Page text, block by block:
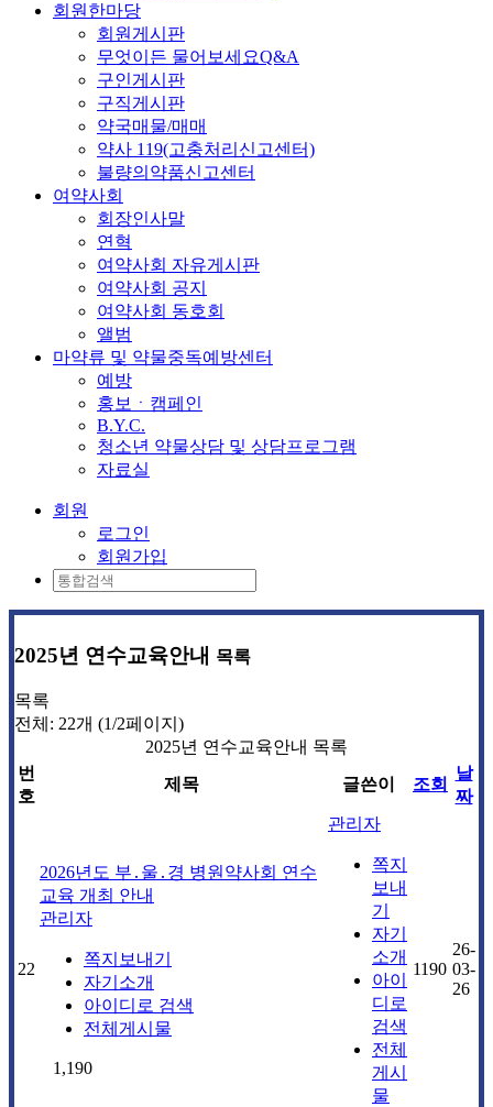
회원한마당
회원게시판
무엇이든 물어보세요Q&A
구인게시판
구직게시판
약국매물/매매
약사 119(고충처리신고센터)
불량의약품신고센터
여약사회
회장인사말
연혁
여약사회 자유게시판
여약사회 공지
여약사회 동호회
앨범
마약류 및 약물중독예방센터
예방
홍보ㆍ캠페인
B.Y.C.
청소년 약물상담 및 상담프로그램
자료실
회원
로그인
회원가입
2025년 연수교육안내 목록
목록
전체: 22개 (1/2페이지)
2025년 연수교육안내 목록
번
호
제목 글쓴이 조회
날
짜
22
2026년도 부․울․경 병원약사회 연수
교육 개최 안내
관리자
쪽지보내기
자기소개
아이디로 검색
전체게시물
1,190
관리자
쪽지
보내
기
자기
소개
아이
디로
검색
전체
게시
물
1190
26-
03-
26